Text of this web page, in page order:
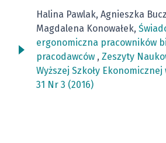
Halina Pawlak, Agnieszka
Magdalena Konowałek,
ergonomiczna pracowników
pracodawców , Zeszyty
Wyższej Szkoły Ekonomicznej
31 Nr 3 (2016)